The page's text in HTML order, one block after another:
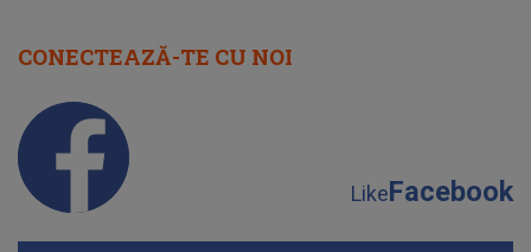
CONECTEAZĂ-TE CU NOI
LikeFacebook